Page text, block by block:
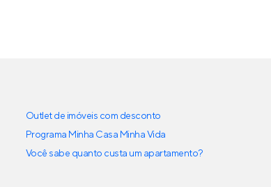
Outlet de imóveis com desconto
Programa Minha Casa Minha Vida
Você sabe quanto custa um apartamento?